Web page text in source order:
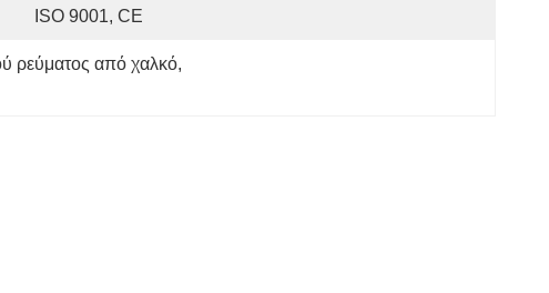
ISO 9001, CE
ρεύματος από χαλκό,